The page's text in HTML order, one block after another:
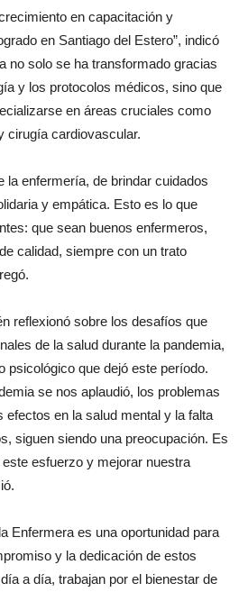
en capacitación y
en Santiago del Estero”, indicó
no solo se ha transformado gracias
y los protocolos médicos, sino que
en áreas cruciales como
cirugía cardiovascular.
la enfermería, de brindar cuidados
y empática. Esto es lo que
que sean buenos enfermeros,
calidad, siempre con un trato
reflexionó sobre los desafíos que
de la salud durante la pandemia,
psicológico que dejó este período.
se nos aplaudió, los problemas
efectos en la salud mental y la falta
siguen siendo una preocupación. Es
esfuerzo y mejorar nuestra
Enfermera es una oportunidad para
y la dedicación de estos
a día, trabajan por el bienestar de